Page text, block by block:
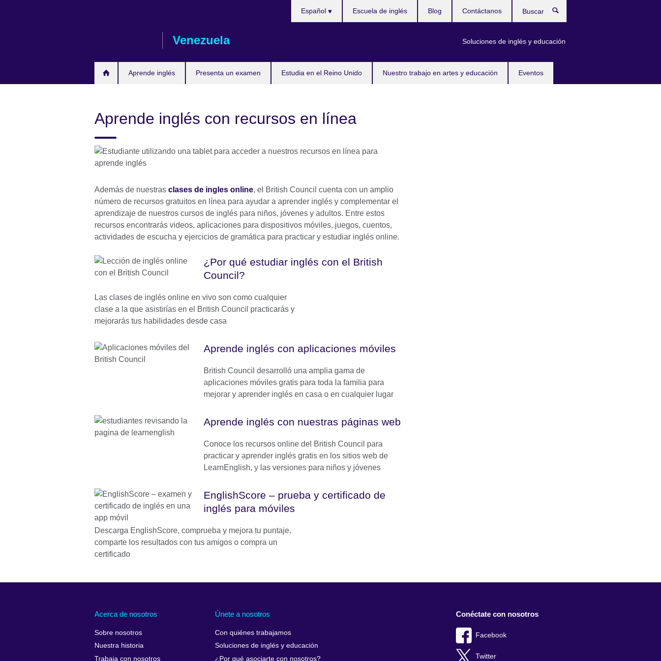
Venezuela
Aprende inglés Presenta un examen Estudia en el Reino Unido Nuestro trabajo en artes y educación Eventos
Español
Soluciones de inglés y educación
Escuela de inglés Blog Contáctanos
Aprende inglés con recursos en línea
Además de nuestras clases de ingles online, el British Council cuenta con un amplio
número de recursos gratuitos en línea para ayudar a aprender inglés y complementar el
aprendizaje de nuestros cursos de inglés para niños, jóvenes y adultos. Entre estos
recursos encontrarás videos, aplicaciones para dispositivos móviles, juegos, cuentos,
actividades de escucha y ejercicios de gramática para practicar y estudiar inglés online.
¿Por qué estudiar inglés con el British
Council?
Las clases de inglés online en vivo son como cualquier
clase a la que asistirías en el British Council practicarás y
mejorarás tus habilidades desde casa
Aprende inglés con aplicaciones móviles
British Council desarrolló una amplia gama de
aplicaciones móviles gratis para toda la familia para
mejorar y aprender inglés en casa o en cualquier lugar
Aprende inglés con nuestras páginas web
Conoce los recursos online del British Council para
practicar y aprender inglés gratis en los sitios web de
LearnEnglish, y las versiones para niños y jóvenes
EnglishScore – prueba y certificado de
inglés para móviles
Descarga EnglishScore, comprueba y mejora tu puntaje,
comparte los resultados con tus amigos o compra un
certificado
Acerca de nosotros
Sobre nosotros
Nuestra historia
Trabaja con nosotros
Únete a nosotros
Con quiénes trabajamos
Soluciones de inglés y educación
¿Por qué asociarte con nosotros?
Conéctate con nosotros
Facebook
Twitter